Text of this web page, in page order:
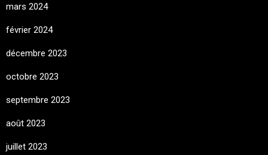
mars 2024
février 2024
décembre 2023
octobre 2023
septembre 2023
août 2023
juillet 2023